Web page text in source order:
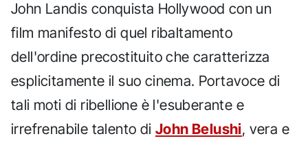
John Landis conquista Hollywood con un
film manifesto di quel ribaltamento
dell'ordine precostituito che caratterizza
esplicitamente il suo cinema. Portavoce di
tali moti di ribellione è l'esuberante e
irrefrenabile talento di John Belushi, vera e